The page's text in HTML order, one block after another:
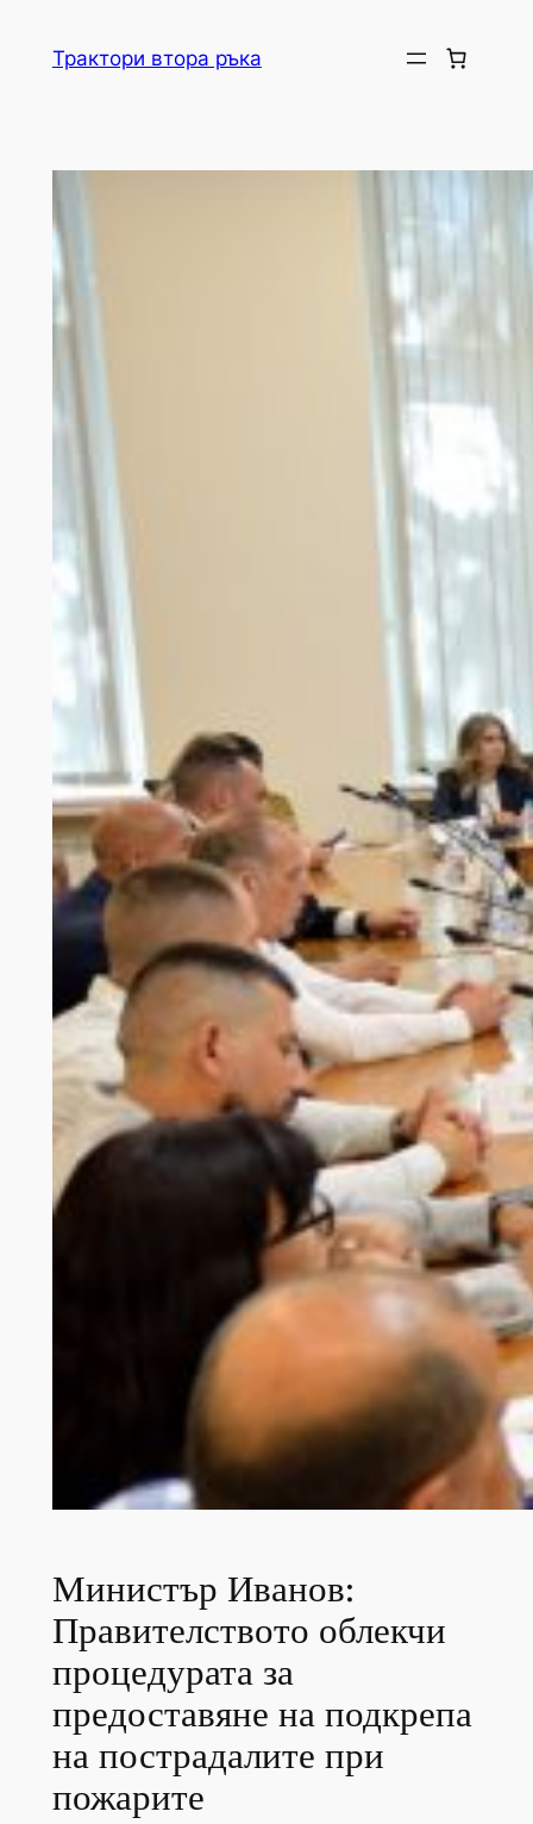
Трактори втора ръка
Министър Иванов:
Правителството облекчи
процедурата за
предоставяне на подкрепа
на пострадалите при
пожарите